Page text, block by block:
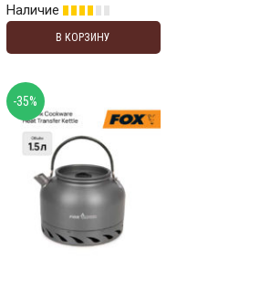
Наличие
В КОРЗИНУ
-35%